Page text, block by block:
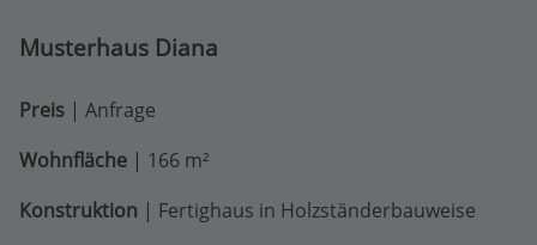
Musterhaus Diana
Preis | Anfrage
Wohnfläche | 166 m²
Konstruktion | Fertighaus in Holzständerbauweise